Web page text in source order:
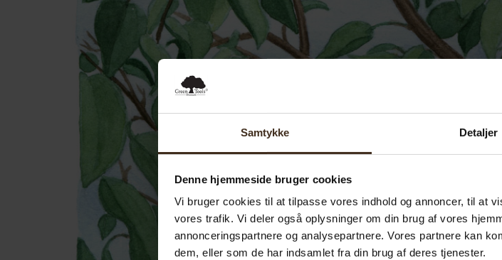
Samtykke Detaljer
Denne hjemmeside bruger cookies
Vi bruger cookies til at tilpasse vores indhold og annoncer, til at
vores trafik. Vi deler også oplysninger om din brug af vores
annonceringspartnere og analysepartnere. Vores partnere kan
dem, eller som de har indsamlet fra din brug af deres tjenester.